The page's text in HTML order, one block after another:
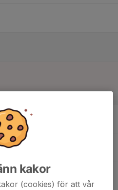
kakor
(cookies) för att vår